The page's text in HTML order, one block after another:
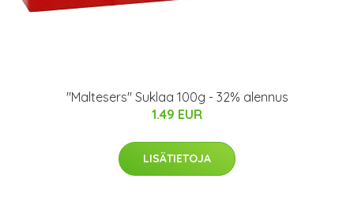
"Maltesers" Suklaa 100g - 32% alennus
1.49 EUR
LISÄTIETOJA